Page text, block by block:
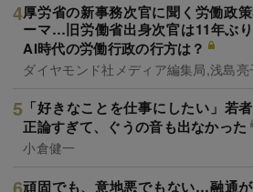
厚労省の新事務次官に聞く労働政
ーマ…旧労働省出身次官は11年ぶ
AI時代の労働行政の行方は？
ダイヤモンド社メディア編集局,浅島亮
「好きなことを仕事にしたい」若
正論すぎて、ぐうの音も出なかった
小倉健一
頑固でも、意地悪でもない…融通